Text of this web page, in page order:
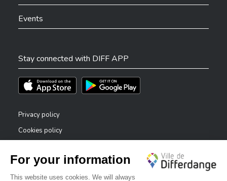
Events
Stay connected with DIFF APP
Téléchargez l'app sur l'App StoreTéléchargez l'app sur Play Store
Privacy policy
Cookies policy
Accessibility statement
Reporting system — whistleblowers
✕